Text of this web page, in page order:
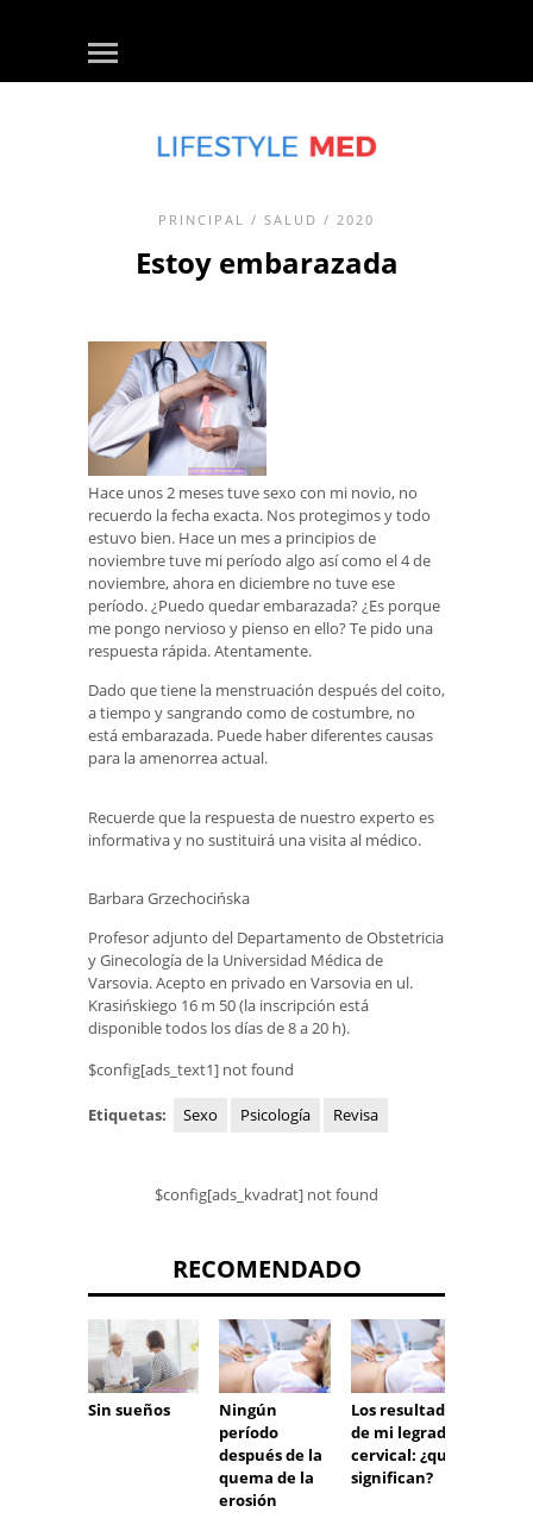
PRINCIPAL / SALUD / 2020
Estoy embarazada
Hace unos 2 meses tuve sexo con mi novio, no
recuerdo la fecha exacta. Nos protegimos y todo
estuvo bien. Hace un mes a principios de
noviembre tuve mi período algo así como el 4 de
noviembre, ahora en diciembre no tuve ese
período. ¿Puedo quedar embarazada? ¿Es porque
me pongo nervioso y pienso en ello? Te pido una
respuesta rápida. Atentamente.
Dado que tiene la menstruación después del coito,
a tiempo y sangrando como de costumbre, no
está embarazada. Puede haber diferentes causas
para la amenorrea actual.
Recuerde que la respuesta de nuestro experto es
informativa y no sustituirá una visita al médico.
Barbara Grzechocińska
Profesor adjunto del Departamento de Obstetricia
y Ginecología de la Universidad Médica de
Varsovia. Acepto en privado en Varsovia en ul.
Krasińskiego 16 m 50 (la inscripción está
disponible todos los días de 8 a 20 h).
$config[ads_text1] not found
Etiquetas: Sexo Psicología Revisa
$config[ads_kvadrat] not found
RECOMENDADO
Sin sueños
Ningún
período
después de la
quema de la
erosión
Los resultados
de mi legrado
cervical: ¿qué
significan?